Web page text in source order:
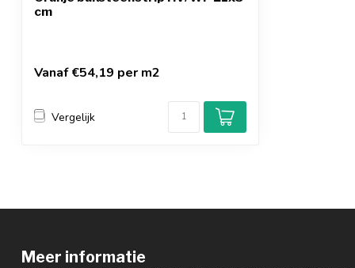
cm
Vanaf €54,19 per m2
Vergelijk
Meer informatie